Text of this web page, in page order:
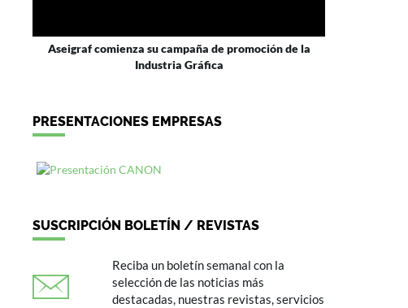
Aseigraf comienza su campaña de promoción de la
Industria Gráfica
PRESENTACIONES EMPRESAS
SUSCRIPCIÓN BOLETÍN / REVISTAS
Reciba un boletín semanal con la
selección de las noticias más
destacadas, nuestras revistas, servicios